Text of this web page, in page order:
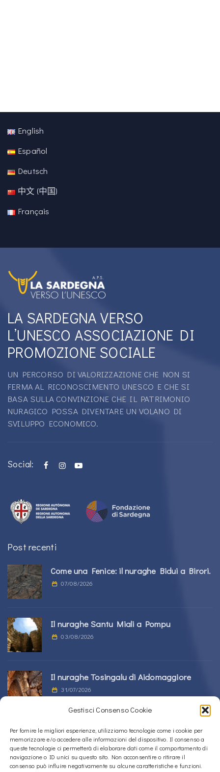
Gestisci Consenso Cookie
Per fornire le migliori esperienze, utilizziamo tecnologie come i cookie per
memorizzare e/o accedere alle informazioni del dispositivo. Il consenso a
queste tecnologie ci permetterà di elaborare dati come il comportamento di
navigazione o ID unici su questo sito. Non acconsentire o ritirare il
consenso può influire negativamente su alcune caratteristiche e funzioni.
English
Español
Deutsch
中文 (中国)
Français
LA SARDEGNA VERSO
L’UNESCO ASSOCIAZIONE DI
PROMOZIONE SOCIALE
UN PERCORSO DI VALORIZZAZIONE CHE NON SI
FERMA AL RICONOSCIMENTO UNESCO E CHE SI
BASA SULLA CONVINZIONE CHE IL PATRIMONIO
NURAGICO POSSA DIVENTARE UN VOLANO DI
SVILUPPO ECONOMICO.
Social:
Post recenti
Come una Fenice: il nuraghe Bidui a Birori.
07/08/2026
Il nuraghe Santu Miali a Pompu
03/08/2026
Il nuraghe Tosingalu di Aidomaggiore
31/07/2026
La tomba di giganti s’Ortali ‘e su Monte a
Tortolì
21/07/2026